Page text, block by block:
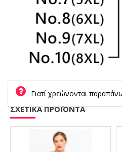
Γιατί χρεώνονται
ΣΧΕΤΙΚΑ ΠΡΟΪΟΝΤΑ